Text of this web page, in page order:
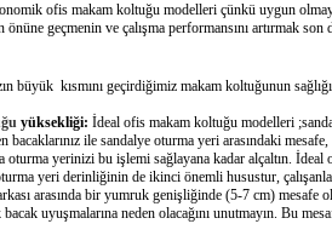
ofis makam koltuğu modelleri çünkü uygun
önüne geçmenin ve çalışma performansını artırmak
büyük kısmını geçirdiğimiz makam koltuğunun
yüksekliği: İdeal ofis makam koltuğu modelleri
bacaklarınız ile sandalye oturma yeri arasındaki
oturma yerinizi bu işlemi sağlayana kadar alçaltın.
yeri derinliğinin de ikinci önemli husustur,
arasında bir yumruk genişliğinde (5-7 cm) mesafe
uyuşmalarına neden olacağını unutmayın. Bu